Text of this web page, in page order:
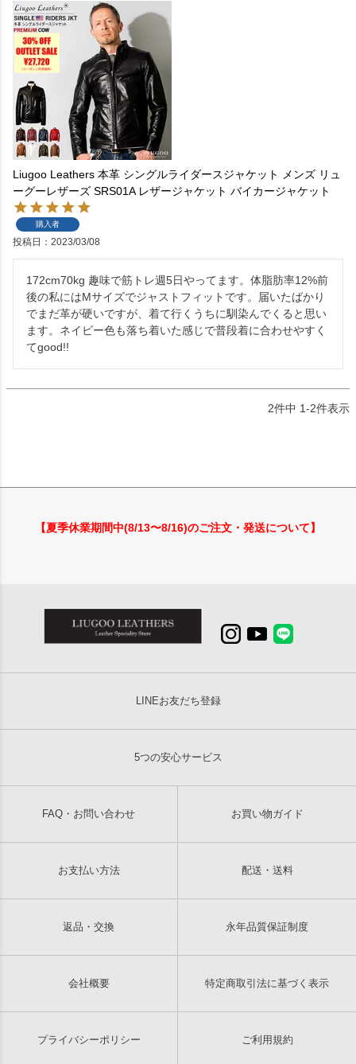
Liugoo Leathers 本革 シングルライダースジャケット メンズ リュ
ーグーレザーズ SRS01A レザージャケット バイカージャケット
購入者
投稿日 2023/03/08
172cm70kg 趣味で筋トレ週5日やってます。体脂肪率12%前
後の私にはMサイズでジャストフィットです。届いたばかり
でまだ革が硬いですが、着て行くうちに馴染んでくると思い
ます。ネイビー色も落ち着いた感じで普段着に合わせやすく
てgood!!
2件中 1-2件表示
【夏季休業期間中(8/13〜8/16)のご注文・発送について】
LINEお友だち登録
5つの安心サービス
FAQ・お問い合わせ お買い物ガイド
お支払い方法 配送・送料
返品・交換 永年品質保証制度
会社概要 特定商取引法に基づく表示
プライバシーポリシー ご利用規約